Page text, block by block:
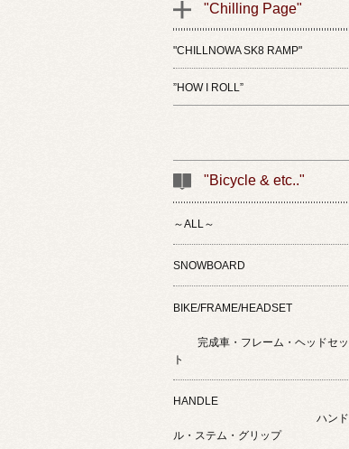
"Chilling Page"
"CHILLNOWA SK8 RAMP"
”HOW I ROLL”
"Bicycle & etc.."
～ALL～
SNOWBOARD
BIKE/FRAME/HEADSET
完成車・フレーム・ヘッドセッ
ト
HANDLE
ハンド
ル・ステム・グリップ